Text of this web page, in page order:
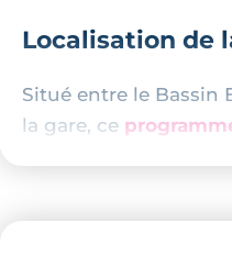
Localisation de
Situé entre le Bassin
la gare, ce
côté. Implantée au